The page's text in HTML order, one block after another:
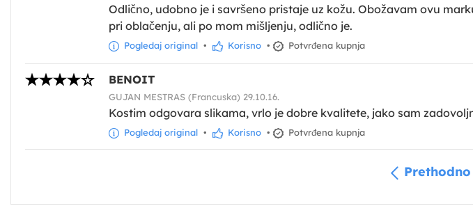
Odlično, udobno je i savršeno pristaje uz kožu. Obožavam ovu
pri oblačenju, ali po mom mišljenju, odlično je.
Pogledaj original • Korisno • Potvrđena kupnja
BENOIT
GUJAN MESTRAS (Francuska) 29.10.16.
Kostim odgovara slikama, vrlo je dobre kvalitete, jako sam
Pogledaj original • Korisno • Potvrđena kupnja
Prethodno